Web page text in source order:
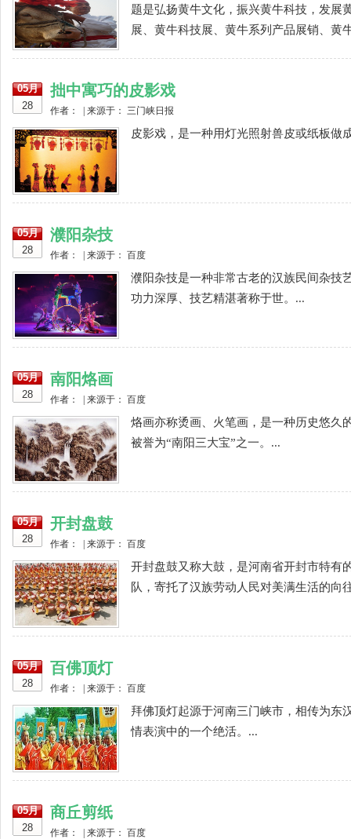
题是弘扬黄牛文化，振兴黄牛科技，发展
展、黄牛科技展、黄牛系列产品展销、黄
05月
28
拙中寓巧的皮影戏
作者： | 来源于： 三门峡日报
皮影戏，是一种用灯光照射兽皮或纸板做
05月
28
濮阳杂技
作者： | 来源于： 百度
濮阳杂技是一种非常古老的汉族民间杂技
功力深厚、技艺精湛著称于世。...
05月
28
南阳烙画
作者： | 来源于： 百度
烙画亦称烫画、火笔画，是一种历史悠久
被誉为“南阳三大宝”之一。...
05月
28
开封盘鼓
作者： | 来源于： 百度
开封盘鼓又称大鼓，是河南省开封市特有
队，寄托了汉族劳动人民对美满生活的向
05月
28
百佛顶灯
作者： | 来源于： 百度
拜佛顶灯起源于河南三门峡市，相传为东
情表演中的一个绝活。...
05月
28
商丘剪纸
作者： | 来源于： 百度